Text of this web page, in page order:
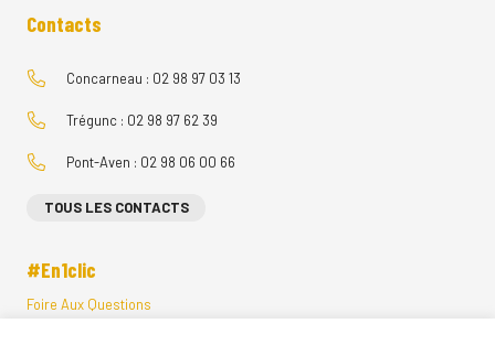
Contacts
Concarneau : 02 98 97 03 13
Trégunc : 02 98 97 62 39
Pont-Aven : 02 98 06 00 66
TOUS LES CONTACTS
#En1clic
Foire Aux Questions